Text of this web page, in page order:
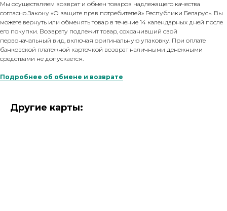
Мы осуществляем возврат и обмен товаров надлежащего качества
согласно Закону «О защите прав потребителей» Республики Беларусь. Вы
можете вернуть или обменять товар в течение 14 календарных дней после
его покупки. Возврату подлежит товар, сохранивший свой
первоначальный вид, включая оригинальную упаковку. При оплате
банковской платежной карточкой возврат наличными денежными
средствами не допускается.
Подробнее об обмене и возврате
Другие карты: